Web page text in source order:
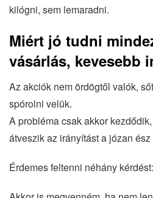
kilógni, sem lemaradni.
Miért jó tudni
vásárlás, kevesebb
Az akciók nem ördögtől valók,
spórolni velük.
A probléma csak akkor
átveszik az irányítást a józan ész
Érdemes feltenni néhány kérdést: